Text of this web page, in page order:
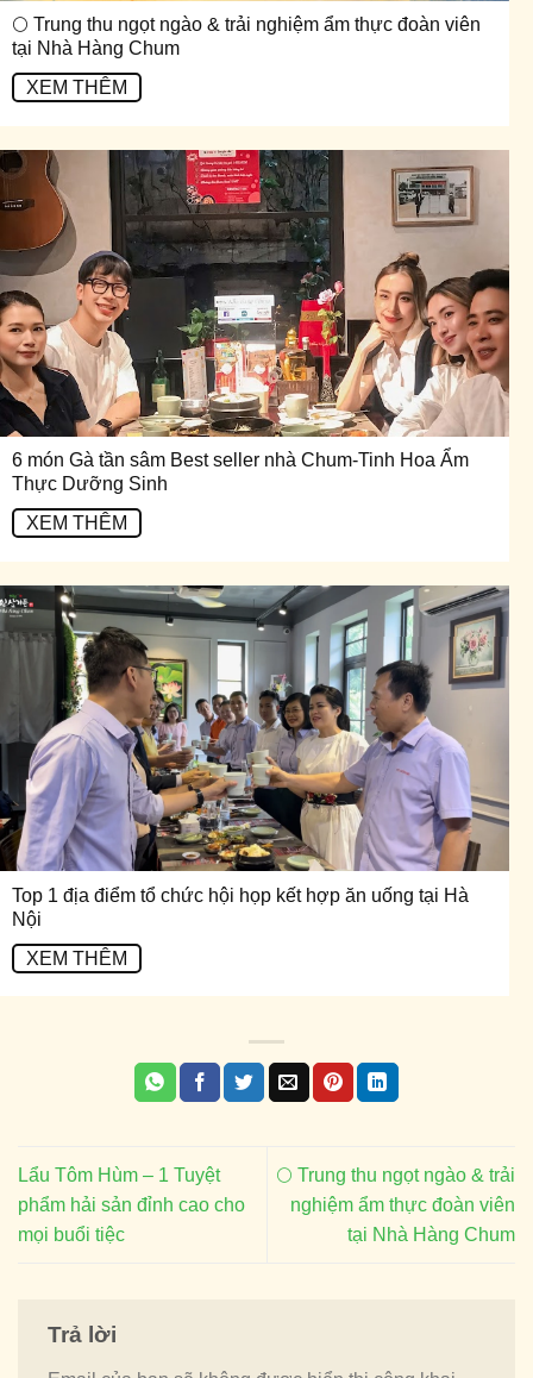
🌕 Trung thu ngọt ngào & trải nghiệm ẩm thực đoàn viên
tại Nhà Hàng Chum
XEM THÊM
6 món Gà tần sâm Best seller nhà Chum-Tinh Hoa Ẩm
Thực Dưỡng Sinh
XEM THÊM
Top 1 địa điểm tổ chức hội họp kết hợp ăn uống tại Hà
Nội
XEM THÊM
Lẩu Tôm Hùm – 1 Tuyệt
phẩm hải sản đỉnh cao cho
mọi buổi tiệc
🌕 Trung thu ngọt ngào & trải
nghiệm ẩm thực đoàn viên
tại Nhà Hàng Chum
Trả lời